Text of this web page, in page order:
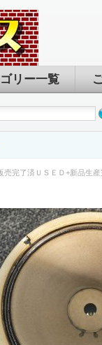
リー一覧
売完了済ＵＳＥＤ+新品生